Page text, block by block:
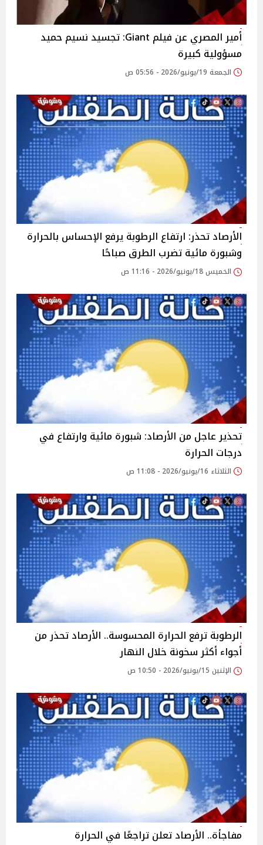
​أمير المصري عن فيلم Giant: تجسيد نسيم حميد
مسؤولية كبيرة
الجمعة 19/يونيو/2026 - 05:56 ص
الأرصاد تحذر: ارتفاع الرطوبة يرفع الإحساس بالحرارة
وشبورة مائية تضرب الطرق صباحًا
الخميس 18/يونيو/2026 - 11:16 ص
تحذير عاجل من الأرصاد: شبورة مائية وارتفاع في
درجات الحرارة
الثلاثاء 16/يونيو/2026 - 11:08 ص
الرطوبة ترفع الحرارة المحسوسة.. الأرصاد تحذر من
أجواء أكثر سخونة خلال النهار
الإثنين 15/يونيو/2026 - 10:50 ص
مفاجأة.. الأرصاد تعلن تراجعًا في الحرارة